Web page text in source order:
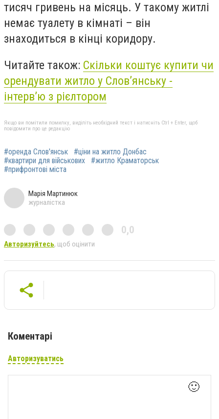
тисяч гривень на місяць. У такому житлі
немає туалету в кімнаті – він
знаходиться в кінці коридору.
Читайте також: Скільки коштує купити чи
орендувати житло у Слов’янську -
інтерв’ю з рієлтором
Якщо ви помітили помилку, виділіть необхідний текст і натисніть Ctrl + Enter, щоб
повідомити про це редакцію
#оренда Слов'янськ
#ціни на житло Донбас
#квартири для військових
#житло Краматорськ
#прифронтові міста
Марія Мартинюк
журналістка
0,0
Авторизуйтесь, щоб оцінити
Коментарі
Авторизуватись
🙂